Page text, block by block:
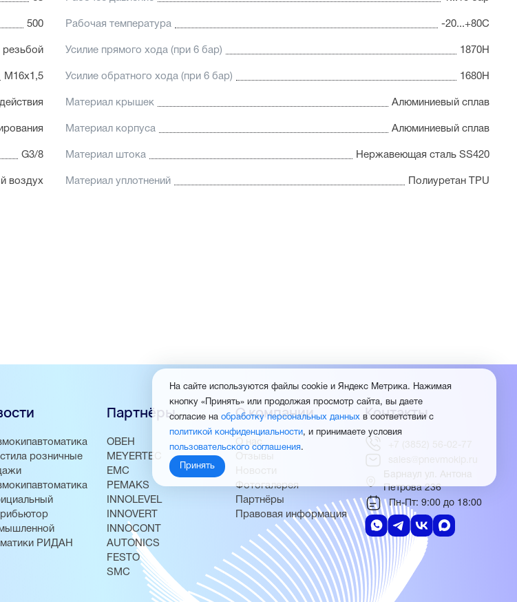
500 Рабочая температура -20...+80С
резьбой Усилие прямого хода (при 6 бар) 1870Н
М16х1,5 Усилие обратного хода (при 6 бар) 1680Н
Материал крышек Алюминиевый сплав
Материал корпуса Алюминиевый сплав
G3/8 Материал штока Нержавеющая сталь SS420
воздух Материал уплотнений Полиуретан TPU
розничные
РИДАН
Партнёры
ОВЕН
MEYERTEC
EMC
PEMAKS
INNOLEVEL
INNOVERT
INNOCONT
AUTONICS
FESTO
SMC
О компании
О нас
Отзывы
Новости
Фотогалерея
Партнёры
Правовая информация
Контакты
+7 (3852) 56-02-77
sales@pnevmokip.ru
Барнаул ул. Антона
Петрова 236
Пн-Пт: 9:00 до 18:00
На сайте используются файлы cookie и Яндекс Метрика. Нажимая
кнопку «Принять» или продолжая просмотр сайта, вы даете
согласие на обработку персональных данных в соответствии с
политикой конфиденциальности, и принимаете условия
пользовательского соглашения.
Принять